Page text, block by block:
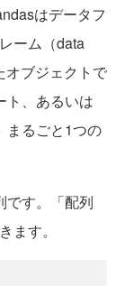
はデータフ
ーム（data
オブジェクトで
ト、あるいは
まるごと1つの
です。「配列
ます。